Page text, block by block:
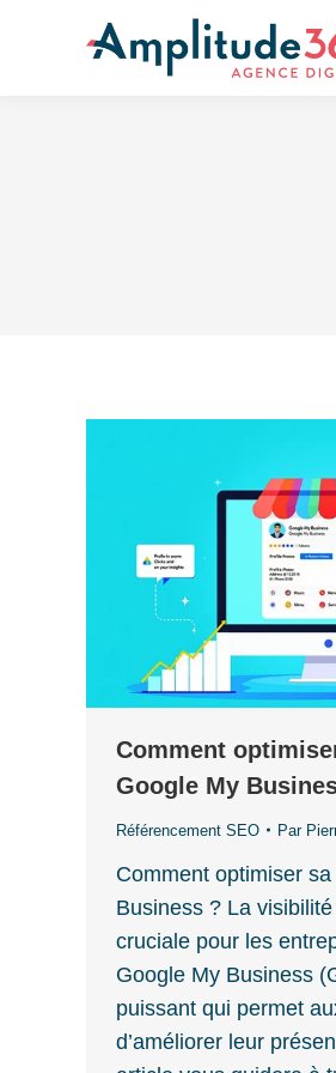
Comment
Google My
Référencement SEO Par
Comment optimiser
Business ? La
cruciale pour les
Google My Business
puissant qui permet
d’améliorer leur